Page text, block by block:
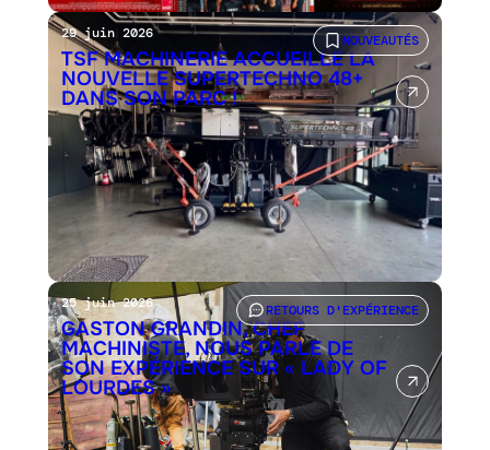
NOUVEAUTÉS
29 juin 2026
TSF MACHINERIE ACCUEILLE LA
NOUVELLE SUPERTECHNO 48+
DANS SON PARC !
RETOURS D'EXPÉRIENCE
25 juin 2026
GASTON GRANDIN, CHEF
MACHINISTE, NOUS PARLE DE
SON EXPÉRIENCE SUR « LADY OF
LOURDES »